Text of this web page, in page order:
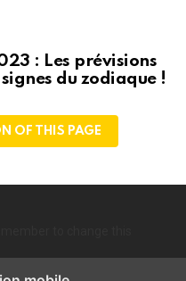
: Les prévisions
du zodiaque !
OF THIS PAGE